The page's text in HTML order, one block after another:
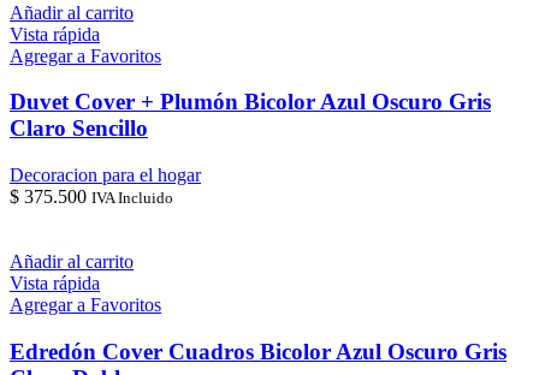
Añadir al carrito
Vista rápida
Agregar a Favoritos
Duvet Cover + Plumón Bicolor Azul Oscuro Gris
Claro Sencillo
Decoracion para el hogar
$ 375.500 IVA Incluido
Añadir al carrito
Vista rápida
Agregar a Favoritos
Edredón Cover Cuadros Bicolor Azul Oscuro Gris